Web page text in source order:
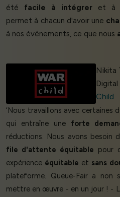
été facile à intégrer et à
permet à chacun d'avoir une
à nos événements, ce que nous
Nikita
Child
‘Nous travaillons avec certaines
qui entraîne une forte
réductions. Nous avons besoin
file d'attente équitable pour
expérience équitable et sans
plateforme. Queue-Fair a non
mettre en œuvre - en un jour ! -